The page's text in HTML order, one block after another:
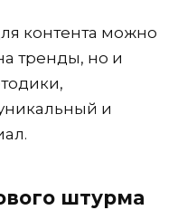
контента можно
тренды, но и
и
штурма